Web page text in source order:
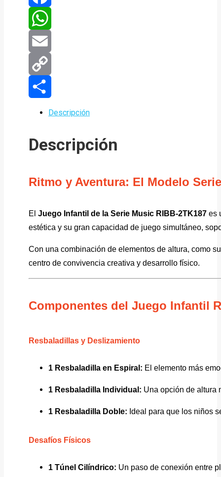
Facebook
WhatsApp
Email
Copy
CompartirDescripción
Descripción
Ritmo y Aventura: El Modelo
El Juego Infantil de la Serie Music RIBB-2TK187 es
estética y su gran capacidad de juego simultáneo,
Con una combinación de elementos de altura, como
centro de convivencia creativa y desarrollo físico.
Componentes del Juego Infantil
Resbaladillas y Deslizamiento
1 Resbaladilla en Espiral: El elemento más
1 Resbaladilla Individual: Una opción de altura
1 Resbaladilla Doble: Ideal para que los niños
Desafíos Físicos
1 Túnel Cilíndrico: Un paso de conexión entre